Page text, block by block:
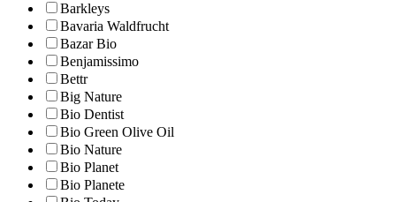
Barkleys
Bavaria Waldfrucht
Bazar Bio
Benjamissimo
Bettr
Big Nature
Bio Dentist
Bio Green Olive Oil
Bio Nature
Bio Planet
Bio Planete